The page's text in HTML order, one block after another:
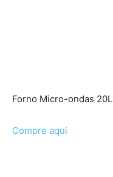
Forno Micro-ondas 20L
Compre aqui